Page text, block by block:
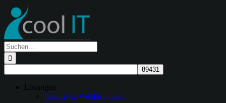
Zum
Inhalt
springen
Suche
nach:
Lösungen
Integrierte Weblösungen